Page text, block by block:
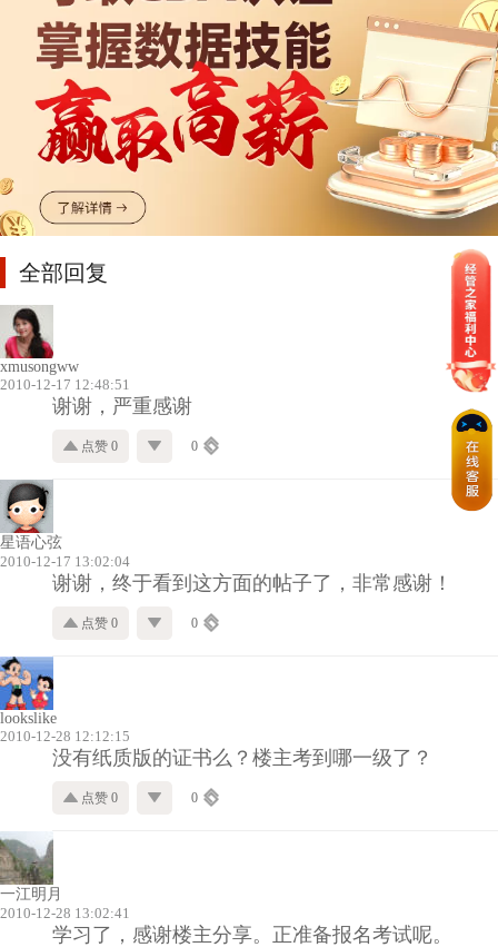
全部回复
xmusongww
2010-12-17 12:48:51
谢谢，严重感谢
点赞 0 0
星语心弦
2010-12-17 13:02:04
谢谢，终于看到这方面的帖子了，非常感谢！
点赞 0 0
lookslike
2010-12-28 12:12:15
没有纸质版的证书么？楼主考到哪一级了？
点赞 0 0
一江明月
2010-12-28 13:02:41
学习了，感谢楼主分享。正准备报名考试呢。